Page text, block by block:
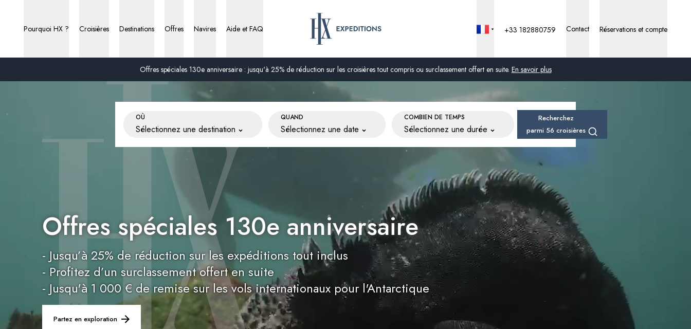
Offres spéciales 130e anniversaire : jusqu'à 25% de réduction sur les croisières tout compris ou surclassement offert en suite. En savoir plus
Pourquoi HX ? Croisières Destinations Offres Navires Aide et FAQ
Australie
Royaume-Uni
États-Unis
Allemagne
Suisse
France
Norvège
Global
+33 182880759 Contact Réservations et compte
Page d’accueil HX
OÙ
Sélectionnez une destination
QUAND
Sélectionnez une date
COMBIEN DE TEMPS
Sélectionnez une durée
Recherchez
parmi 56 croisières
Offres spéciales 130e anniversaire
- Jusqu’à 25% de réduction sur les expéditions tout inclus
- Profitez d’un surclassement offert en suite
- Jusqu'à 1 000 € de remise sur les vols internationaux pour l'Antarctique
Partez en exploration